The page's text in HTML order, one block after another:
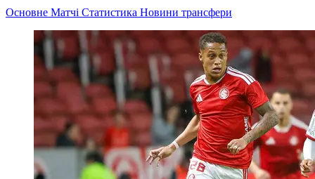
Основне Матчі Статистика Новини трансфери